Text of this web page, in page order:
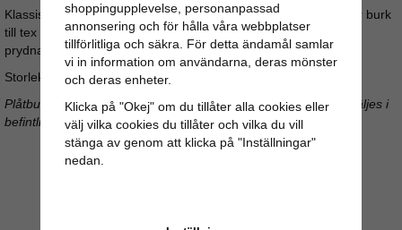
Klassisk metallburk med asiatiskt mönster på röd bakrund. Stor burk
till tex kakor, havregryn eller mjöl. Fin nog att stå framme som
prydnad.
Storlek: Höjd: 15 cm Bredd: 10 cm
Plåtburken är vintage så bruksslitage förekommer, se bilder. Säljes i
befintligt skick. Finns i endast ett exemplar.
shoppingupplevelse, personanpassad
annonsering och för hålla våra webbplatser
tillförlitliga och säkra. För detta ändamål samlar
vi in information om användarna, deras mönster
och deras enheter.
Klicka på "Okej" om du tillåter alla cookies eller
välj vilka cookies du tillåter och vilka du vill
stänga av genom att klicka på "Inställningar"
nedan.